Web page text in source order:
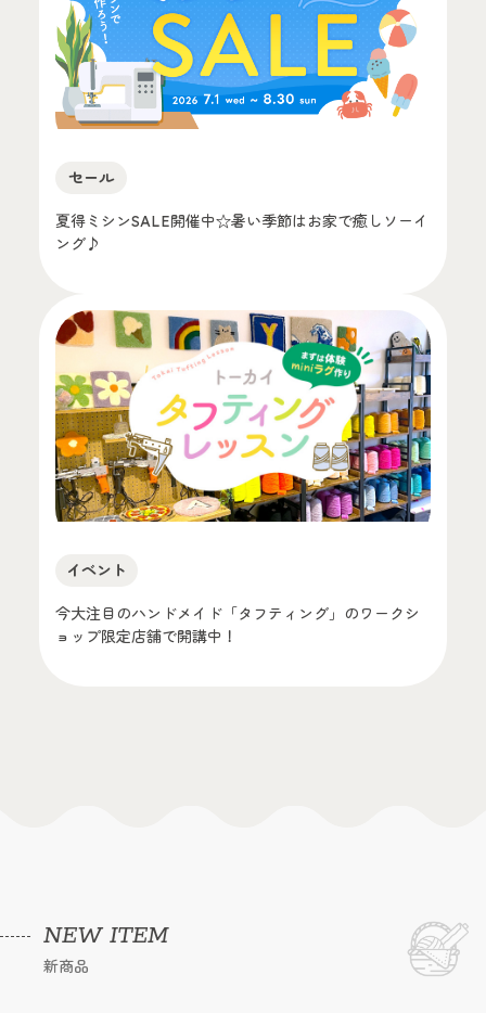
セール
夏得ミシンSALE開催中☆暑い季節はお家で癒しソーイ
ング♪
イベント
今大注目のハンドメイド「タフティング」のワークシ
ョップ限定店舗で開講中！
NEW ITEM
新商品